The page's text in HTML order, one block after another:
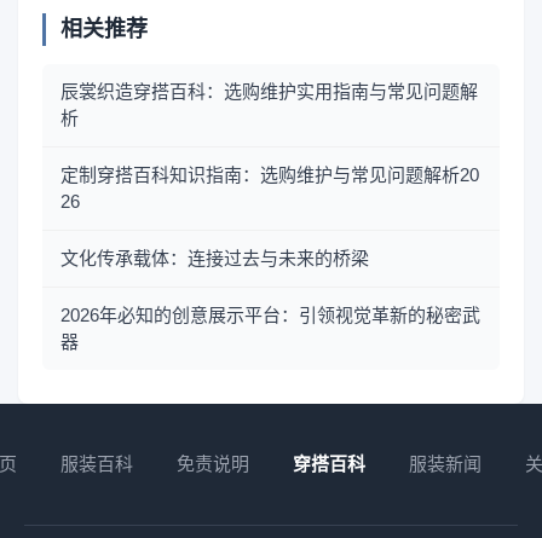
相关推荐
辰裳织造穿搭百科：选购维护实用指南与常见问题解
析
定制穿搭百科知识指南：选购维护与常见问题解析20
26
文化传承载体：连接过去与未来的桥梁
2026年必知的创意展示平台：引领视觉革新的秘密武
器
服装百科 免责说明 穿搭百科 服装新闻